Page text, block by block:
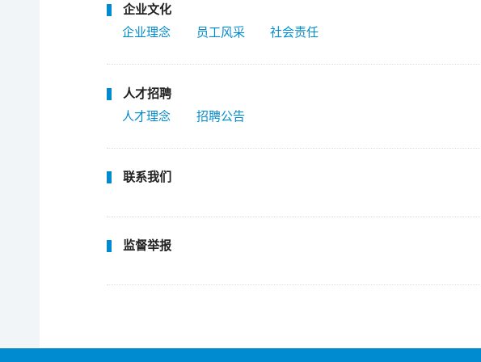
企业文化
企业理念
员工风采 社会责任
人才招聘
人才理念
招聘公告
联系我们
监督举报